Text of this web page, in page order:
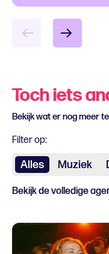
Toch iets
Bekijk wat er nog meer
Filter op:
Alles Muziek
Bekijk de volledige